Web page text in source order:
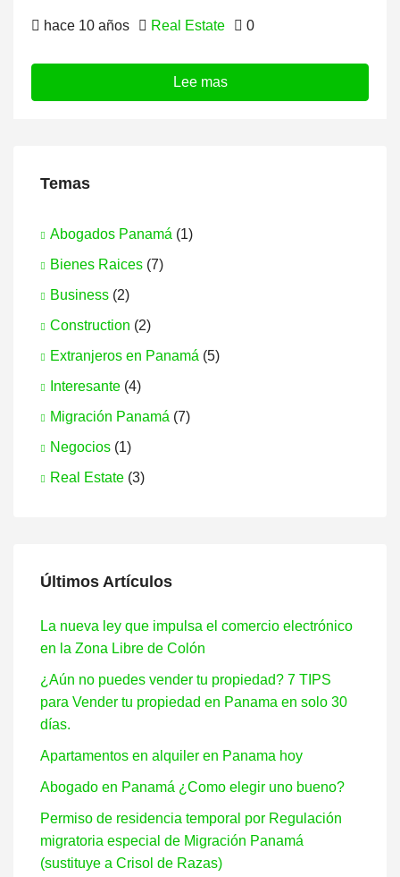
hace 10 años Real Estate 0
Lee mas
Temas
Abogados Panamá (1)
Bienes Raices (7)
Business (2)
Construction (2)
Extranjeros en Panamá (5)
Interesante (4)
Migración Panamá (7)
Negocios (1)
Real Estate (3)
Últimos Artículos
La nueva ley que impulsa el comercio electrónico
en la Zona Libre de Colón
¿Aún no puedes vender tu propiedad? 7 TIPS
para Vender tu propiedad en Panama en solo 30
días.
Apartamentos en alquiler en Panama hoy
Abogado en Panamá ¿Como elegir uno bueno?
Permiso de residencia temporal por Regulación
migratoria especial de Migración Panamá
(sustituye a Crisol de Razas)